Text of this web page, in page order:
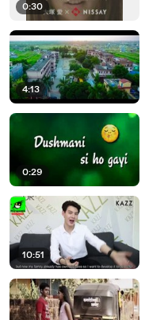
0:30
4:13
0:29
10:51